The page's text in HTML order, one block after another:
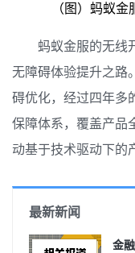
（图）蚂蚁
蚂蚁金服的无线
无障碍体验提升之路
碍优化，经过四年多
保障体系，覆盖产品
动基于技术驱动下的
最新新闻
金